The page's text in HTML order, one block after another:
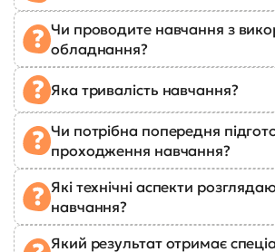
Чи проводите навчання з
обладнання?
Яка тривалість навчання?
Чи потрібна попередня
проходження навчання?
Які технічні аспекти
навчання?
Який результат отримає